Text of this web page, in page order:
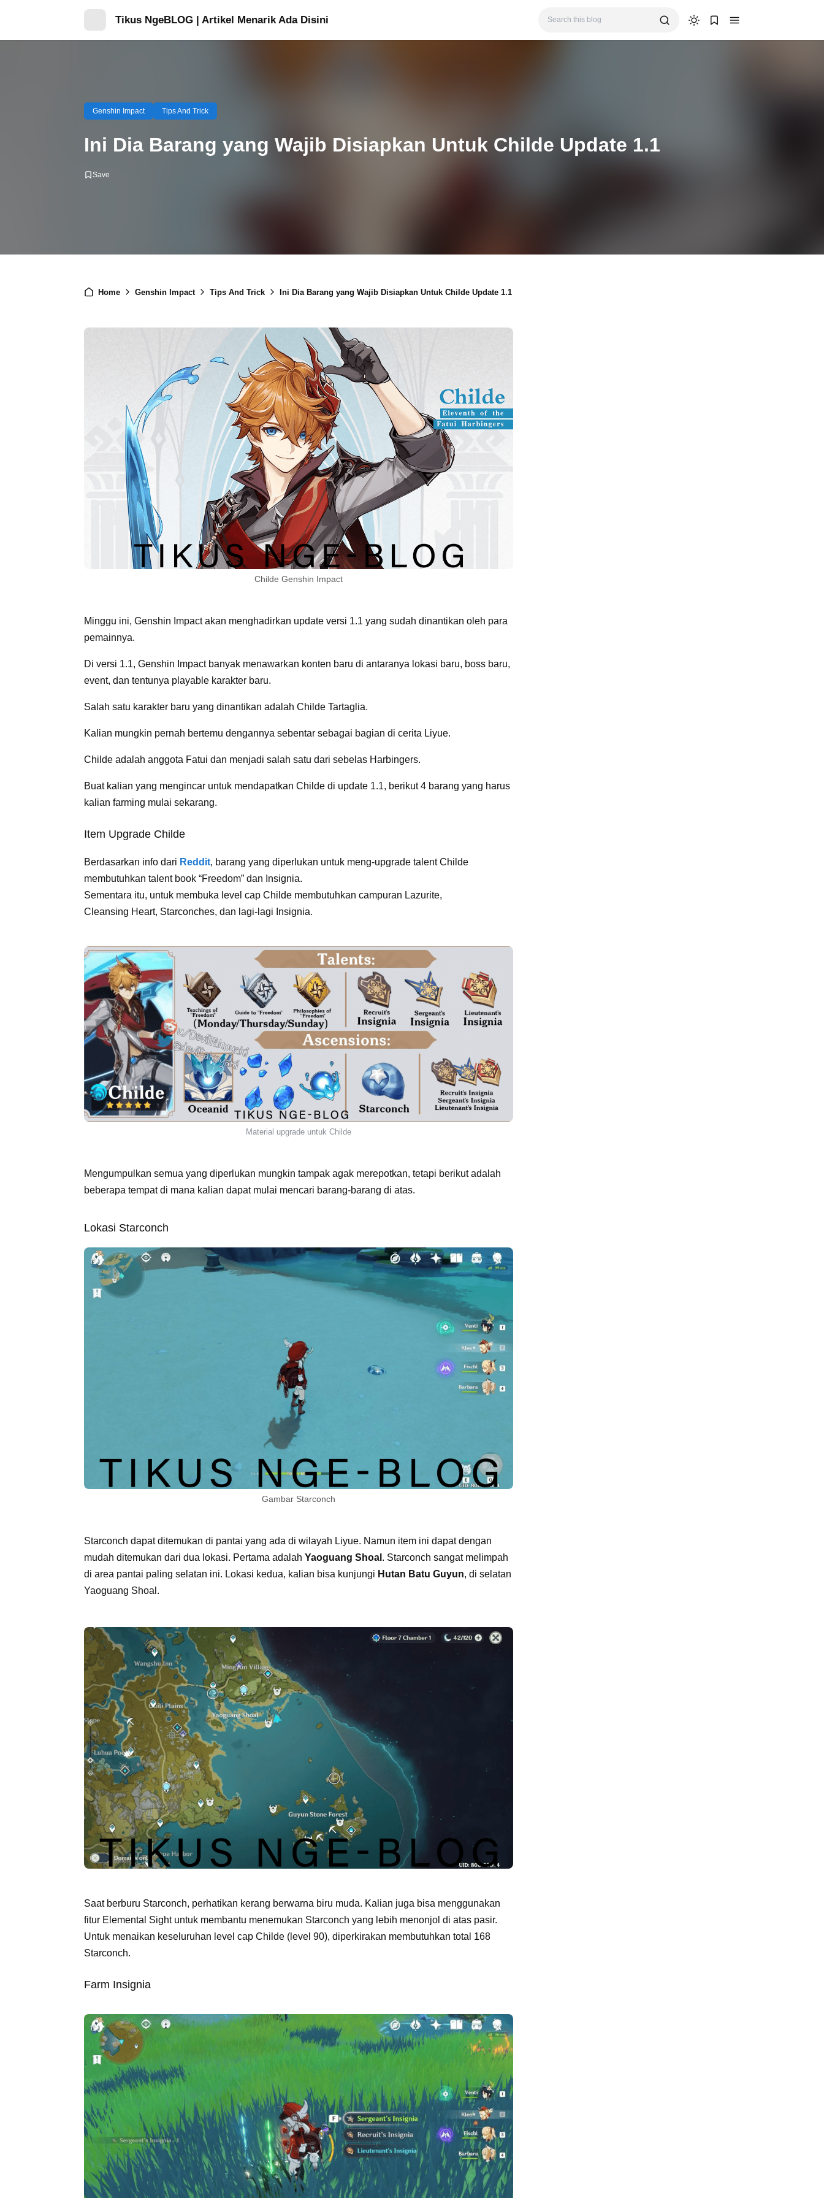
Tikus NgeBLOG | Artikel Menarik Ada Disini
Genshin Impact Tips And Trick
Ini Dia Barang yang Wajib Disiapkan Untuk Childe Update 1.1
Home Genshin Impact Tips And Trick Ini Dia Barang yang Wajib Disiapkan Untuk Childe Update 1.1
Childe Genshin Impact
Minggu ini, Genshin Impactakan menghadirkan update versi 1.1 yang sudah dinantikan oleh para
pemainnya.
Di versi 1.1, Genshin Impact banyak menawarkan konten baru di antaranya lokasi baru, boss baru,
event, dan tentunya playable karakter baru.
Salah satu karakter baru yang dinantikan adalah Childe Tartaglia.
Kalian mungkin pernah bertemu dengannya sebentar sebagai bagian di cerita Liyue.
Childe adalah anggota Fatui dan menjadi salah satu dari sebelas Harbingers.
Buat kalian yang mengincar untuk mendapatkan Childe di update 1.1, berikut 4 barang yang harus
kalian farming mulai sekarang.
Item Upgrade Childe
Berdasarkan info dari Reddit, barang yang diperlukan untuk meng-upgrade talent Childe
membutuhkan talent book “Freedom” dan Insignia.
Sementara itu, untuk membuka level cap Childe membutuhkan campuran Lazurite,
Cleansing Heart, Starconches, dan lagi-lagi Insignia.
Material upgrade untuk Childe
Mengumpulkan semua yang diperlukan mungkin tampak agak merepotkan, tetapi berikut adalah
beberapa tempat di mana kalian dapat mulai mencari barang-barang di atas.
Lokasi Starconch
Gambar Starconch
Starconch dapat ditemukan di pantai yang ada di wilayah Liyue. Namun item ini dapat dengan
mudah ditemukan dari dua lokasi. Pertama adalah Yaoguang Shoal . Starconch sangat melimpah
di area pantai paling selatan ini. Lokasi kedua, kalian bisa kunjungi Hutan Batu Guyun, di selatan
Yaoguang Shoal.
Saat berburu Starconch, perhatikan kerang berwarna biru muda. Kalian juga bisa menggunakan
fitur Elemental Sight untuk membantu menemukan Starconch yang lebih menonjol di atas pasir.
Untuk menaikan keseluruhan level cap Childe (level 90), diperkirakan membutuhkan total 168
Starconch.
Farm Insignia